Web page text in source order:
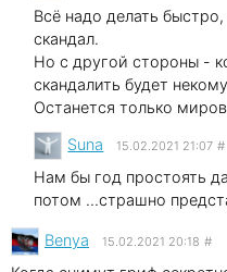
Всё надо делать
скандал.
Но с другой стороны -
скандалить будет
Останется только
Suna 15.02.2021 21:07 #
Нам бы год простоять
потом ...страшно
Benya 15.02.2021 20:18 #